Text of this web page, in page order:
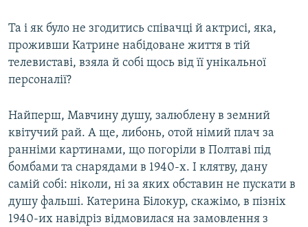
Та і як було не згодитись співачці й актрисі, яка,
проживши Катрине набідоване життя в тій
телевиставі, взяла й собі щось від її унікальної
персоналії?
Найперш, Мавчину душу, залюблену в земний
квітучий рай. А ще, либонь, отой німий плач за
ранніми картинами, що погоріли в Полтаві під
бомбами та снарядами в 1940-х. І клятву, дану
самій собі: ніколи, ні за яких обставин не пускати в
душу фальші. Катерина Білокур, скажімо, в пізніх
1940-их навідріз відмовилася на замовлення з